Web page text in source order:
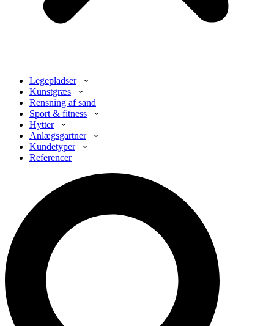
Legepladser
Kunstgræs
Rensning af sand
Sport & fitness
Hytter
Anlægsgartner
Kundetyper
Referencer